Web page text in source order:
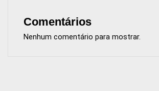
Comentários
Nenhum comentário para mostrar.